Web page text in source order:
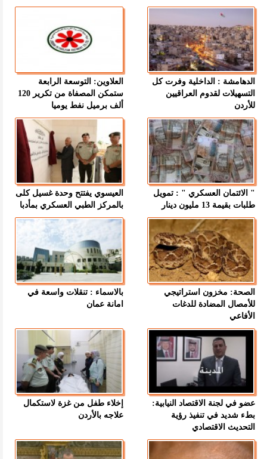
الدهامشة : الداخلية وفرت كل
التسهيلات لقدوم العراقيين
للأردن
العلاوين: التوسعة الرابعة
ستمكن المصفاة من تكرير 120
ألف برميل نفط يوميا
" الائتمان العسكري " : تمويل
طلبات بقيمة 13 مليون دينار
العيسوي يفتتح وحدة غسيل كلى
بالمركز الطبي العسكري بمأدبا
الصحة: مخزون استراتيجي
للأمصال المضادة للدغات
الأفاعي
بالاسماء : تنقلات واسعة في
امانة عمان
عضو في لجنة الاقتصاد النيابية:
بطء شديد في تنفيذ رؤية
التحديث الاقتصادي
إخلاء طفل من غزة لاستكمال
علاجه بالأردن